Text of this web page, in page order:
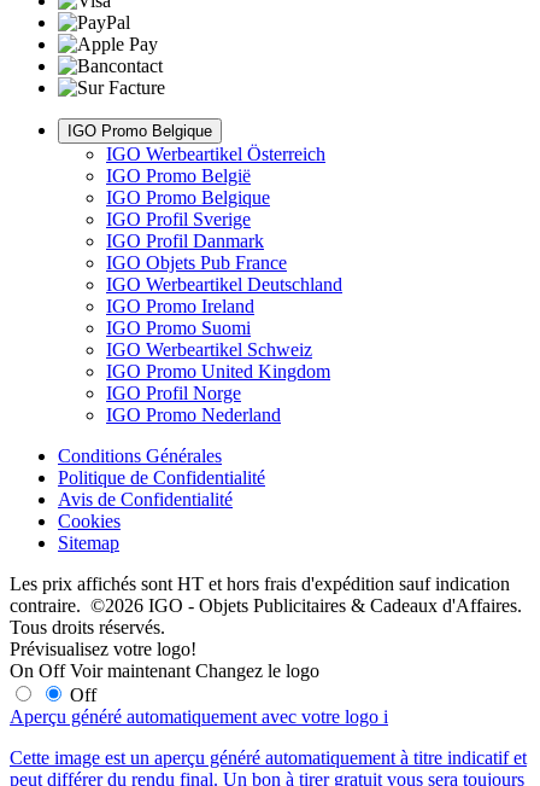
IGO Promo Belgique
IGO Werbeartikel Österreich
IGO Promo België
IGO Promo Belgique
IGO Profil Sverige
IGO Profil Danmark
IGO Objets Pub France
IGO Werbeartikel Deutschland
IGO Promo Ireland
IGO Promo Suomi
IGO Werbeartikel Schweiz
IGO Promo United Kingdom
IGO Profil Norge
IGO Promo Nederland
Conditions Générales
Politique de Confidentialité
Avis de Confidentialité
Cookies
Sitemap
Les prix affichés sont HT et hors frais d'expédition sauf indication
contraire. ©2026 IGO - Objets Publicitaires & Cadeaux d'Affaires.
Tous droits réservés.
Prévisualisez votre logo!
On Off Voir maintenant Changez le logo
Off
Aperçu généré automatiquement avec votre logo i
Cette image est un aperçu généré automatiquement à titre indicatif et
peut différer du rendu final. Un bon à tirer gratuit vous sera toujours